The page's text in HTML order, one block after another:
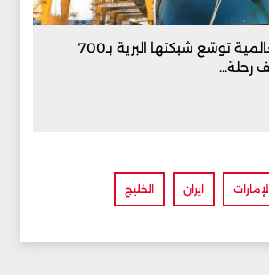
موانئ دبي العالمية توسّع شبكتها البرية بـ700
الإمارات ايران الخليج